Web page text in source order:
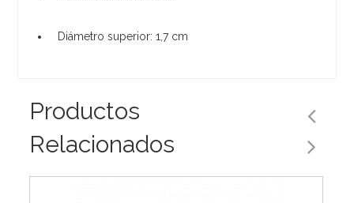
Diámetro superior: 1,7 cm
Productos
Relacionados